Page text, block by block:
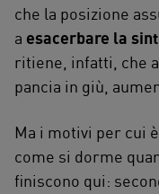
che la posizione
a esacerbare la
ritiene, infatti, che
pancia in giù,
Ma i motivi per cui
come si dorme
finiscono qui: